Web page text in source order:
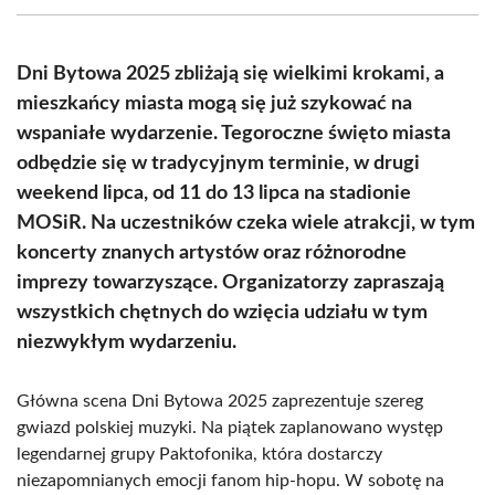
(Twitter)
Dni Bytowa 2025 zbliżają się wielkimi krokami, a
mieszkańcy miasta mogą się już szykować na
wspaniałe wydarzenie. Tegoroczne święto miasta
odbędzie się w tradycyjnym terminie, w drugi
weekend lipca, od 11 do 13 lipca na stadionie
MOSiR. Na uczestników czeka wiele atrakcji, w tym
koncerty znanych artystów oraz różnorodne
imprezy towarzyszące. Organizatorzy zapraszają
wszystkich chętnych do wzięcia udziału w tym
niezwykłym wydarzeniu.
Główna scena Dni Bytowa 2025 zaprezentuje szereg
gwiazd polskiej muzyki. Na piątek zaplanowano występ
legendarnej grupy Paktofonika, która dostarczy
niezapomnianych emocji fanom hip-hopu. W sobotę na